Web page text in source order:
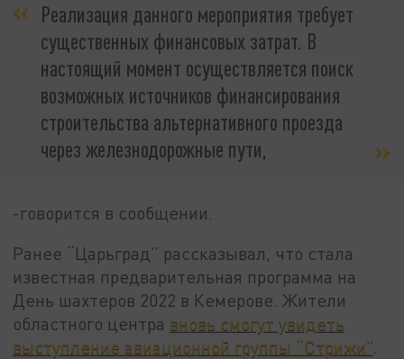
Реализация данного мероприятия требует
существенных финансовых затрат. В
настоящий момент осуществляется поиск
возможных источников финансирования
строительства альтернативного проезда
через железнодорожные пути,
-говорится в сообщении.
Ранее “Царьград” рассказывал, что стала
известная предварительная программа на
День шахтеров 2022 в Кемерове. Жители
областного центра вновь смогут увидеть
выступление авиационной группы “Стрижи”